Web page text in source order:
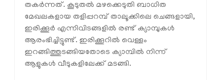
തകര്‍ന്നത്. കൂടുതല്‍ മഴക്കെടുതി ബാധിത
മേഖലകളായ തളിപ്പറമ്പ് താലൂക്കിലെ ചെങ്ങളായി,
ഇരിക്കൂര്‍ എന്നിവിടങ്ങളില്‍ രണ്ട് ക്യാമ്പുകള്‍
ആരംഭിച്ചിട്ടുണ്ട്. ഇരിക്കൂറില്‍ വെള്ളം
ഇറങ്ങിത്തുടങ്ങിയതോടെ ക്യാമ്പില്‍ നിന്ന്
ആളുകള്‍ വീടുകളിലേക്ക് മടങ്ങി.